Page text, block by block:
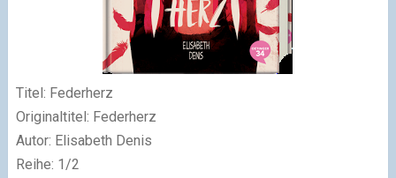
Titel: Federherz
Originaltitel: Federherz
Autor: Elisabeth Denis
Reihe: 1/2